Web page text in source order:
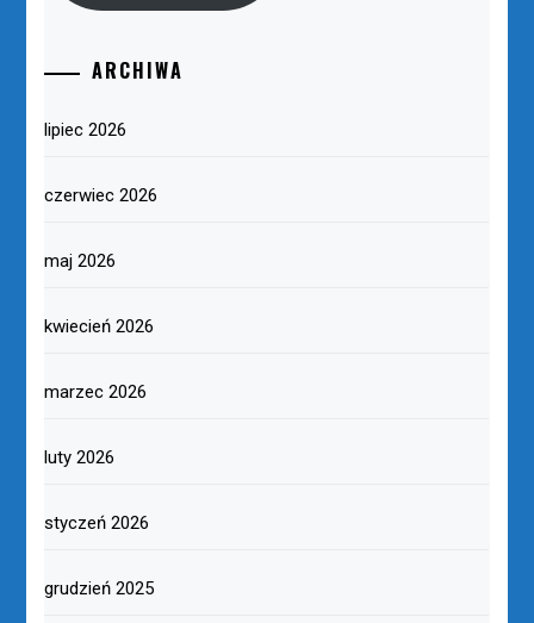
ARCHIWA
lipiec 2026
czerwiec 2026
maj 2026
kwiecień 2026
marzec 2026
luty 2026
styczeń 2026
grudzień 2025